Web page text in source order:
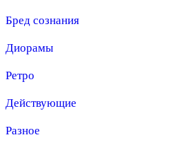
Бред сознания
Диорамы
Ретро
Действующие
Разное